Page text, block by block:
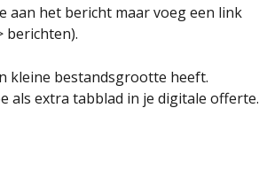
aan het bericht maar voeg een link
berichten).
kleine bestandsgrootte heeft.
als extra tabblad in je digitale offerte.